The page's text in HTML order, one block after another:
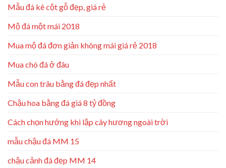
Mẫu đá kê cột gỗ đẹp, giá rẻ
Mộ đá một mái 2018
Mua mộ đá đơn giản không mái giá rẻ 2018
Mua chó đá ở đâu
Mẫu con trâu bằng đá đẹp nhất
Chậu hoa bằng đá giá 8 tỷ đồng
Cách chọn hướng khi lập cây hương ngoài trời
mẫu chậu đá MM 15
chậu cảnh đá đẹp MM 14